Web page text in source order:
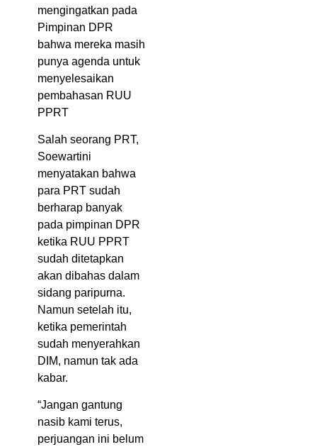
mengingatkan pada
Pimpinan DPR
bahwa mereka masih
punya agenda untuk
menyelesaikan
pembahasan RUU
PPRT
Salah seorang PRT,
Soewartini
menyatakan bahwa
para PRT sudah
berharap banyak
pada pimpinan DPR
ketika RUU PPRT
sudah ditetapkan
akan dibahas dalam
sidang paripurna.
Namun setelah itu,
ketika pemerintah
sudah menyerahkan
DIM, namun tak ada
kabar.
“Jangan gantung
nasib kami terus,
perjuangan ini belum